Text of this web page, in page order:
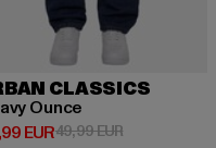
EUR
CLASSICS
Ounce
EURPreis: 28,99 EUR
49,99 EURAktionspreis: